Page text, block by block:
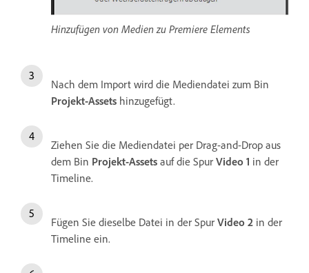
Hinzufügen von Medien zu Premiere Elements
Nach dem Import wird die Mediendatei zum Bin
Projekt-Assets hinzugefügt.
Ziehen Sie die Mediendatei per Drag-and-Drop aus
dem Bin Projekt-Assets auf die Spur Video 1 in der
Timeline.
Fügen Sie dieselbe Datei in der Spur Video 2 in der
Timeline ein.